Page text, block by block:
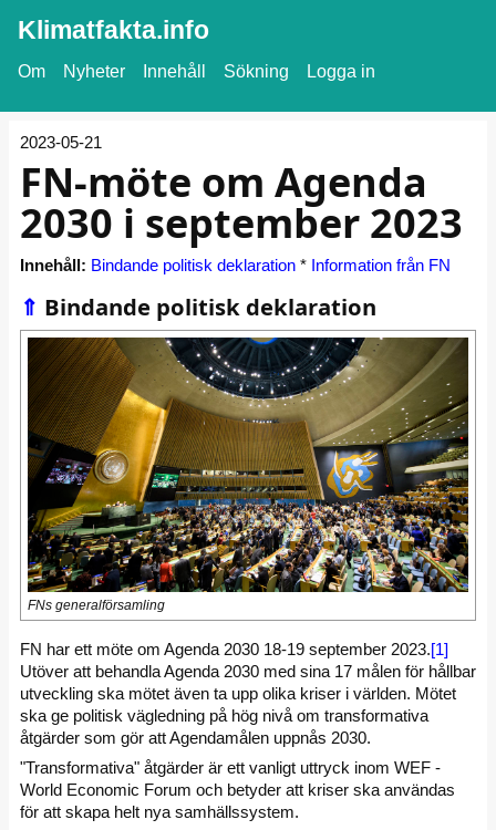
Klimatfakta.info
Om Nyheter Innehåll Sökning Logga in
2023-05-21
FN-möte om Agenda
2030 i september 2023
Innehåll: Bindande politisk deklaration * Information från FN
⇑ Bindande politisk deklaration
FNs generalförsamling
FN har ett möte om Agenda 2030 18-19 september 2023.[1]
Utöver att behandla Agenda 2030 med sina 17 målen för hållbar
utveckling ska mötet även ta upp olika kriser i världen. Mötet
ska ge politisk vägledning på hög nivå om transformativa
åtgärder som gör att Agendamålen uppnås 2030.
"Transformativa" åtgärder är ett vanligt uttryck inom WEF -
World Economic Forum och betyder att kriser ska användas
för att skapa helt nya samhällssystem.